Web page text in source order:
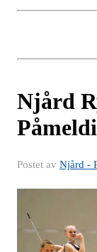
Njård
Postet av Njård -